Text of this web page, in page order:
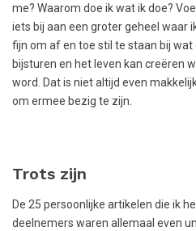
me? Waarom doe ik wat ik doe?
iets bij aan een groter geheel waar
fijn om af en toe stil te staan bij
bijsturen en het leven kan creëren
word. Dat is niet altijd even
om ermee bezig te zijn.
Trots zijn
De 25 persoonlijke artikelen die ik
deelnemers waren allemaal even